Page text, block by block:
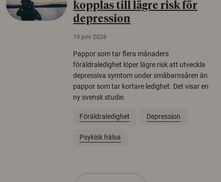
kopplas till lägre risk för
depression
19 juni 2026
Pappor som tar flera månaders
föräldraledighet löper lägre risk att utveckla
depressiva symtom under småbarnsåren än
pappor som tar kortare ledighet. Det visar en
ny svensk studie.
Föräldraledighet Depression
Psykisk hälsa